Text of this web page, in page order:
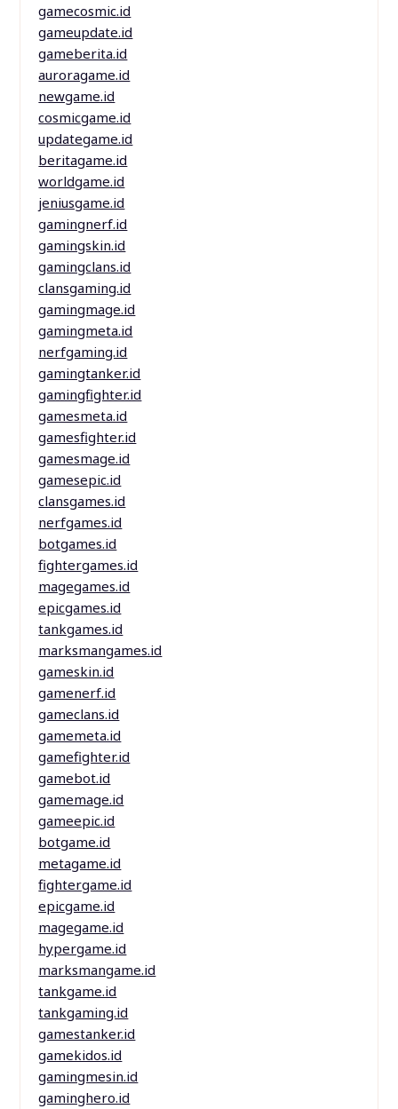
gamecosmic.id
gameupdate.id
gameberita.id
auroragame.id
newgame.id
cosmicgame.id
updategame.id
beritagame.id
worldgame.id
jeniusgame.id
gamingnerf.id
gamingskin.id
gamingclans.id
clansgaming.id
gamingmage.id
gamingmeta.id
nerfgaming.id
gamingtanker.id
gamingfighter.id
gamesmeta.id
gamesfighter.id
gamesmage.id
gamesepic.id
clansgames.id
nerfgames.id
botgames.id
fightergames.id
magegames.id
epicgames.id
tankgames.id
marksmangames.id
gameskin.id
gamenerf.id
gameclans.id
gamemeta.id
gamefighter.id
gamebot.id
gamemage.id
gameepic.id
botgame.id
metagame.id
fightergame.id
epicgame.id
magegame.id
hypergame.id
marksmangame.id
tankgame.id
tankgaming.id
gamestanker.id
gamekidos.id
gamingmesin.id
gaminghero.id